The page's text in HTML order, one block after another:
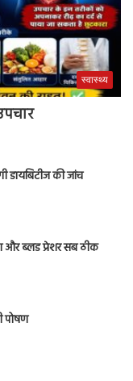
स्वास्थ्य
डायबिटीज की जांच
और ब्लड प्रेशर सब ठीक
पोषण